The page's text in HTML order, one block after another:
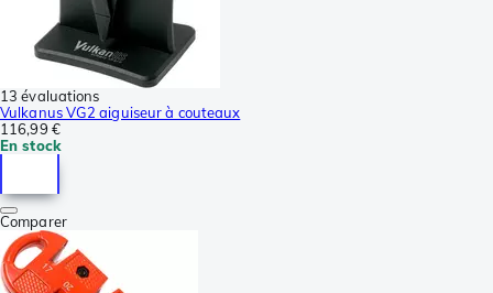
13 évaluations
Vulkanus VG2 aiguiseur à couteaux
116,99 €
En stock
Comparer